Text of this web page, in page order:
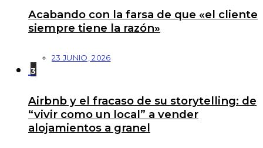
Acabando con la farsa de que «el cliente
siempre tiene la razón»
23 JUNIO, 2026
3
Airbnb y el fracaso de su storytelling: de
“vivir como un local” a vender
alojamientos a granel